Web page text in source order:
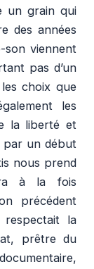
un grain qui
des années
son viennent
pas d’un
choix que
les
la liberté et
par un début
nous prend
à la fois
précédent
respectait la
prêtre du